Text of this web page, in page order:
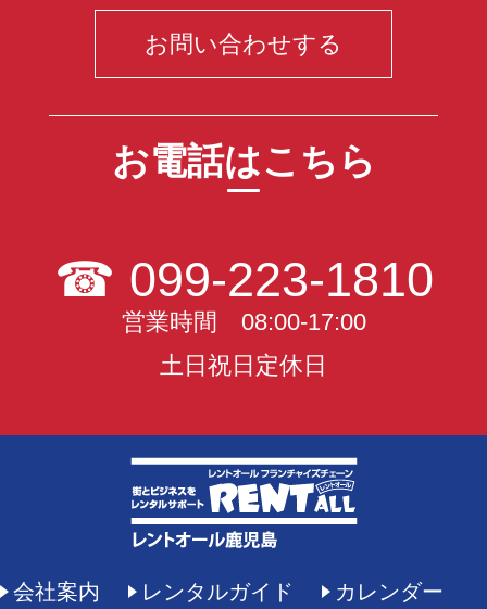
お問い合わせする
お電話はこちら
☎ 099-223-1810
営業時間 08:00-17:00
土日祝日定休日
会社案内 レンタルガイド カレンダー